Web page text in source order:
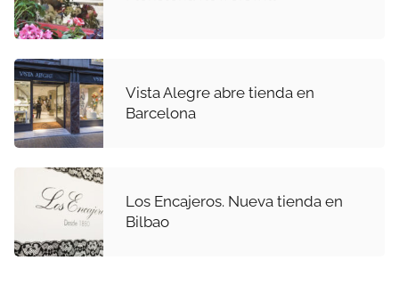
Vista Alegre abre tienda en
Barcelona
Los Encajeros. Nueva tienda en
Bilbao